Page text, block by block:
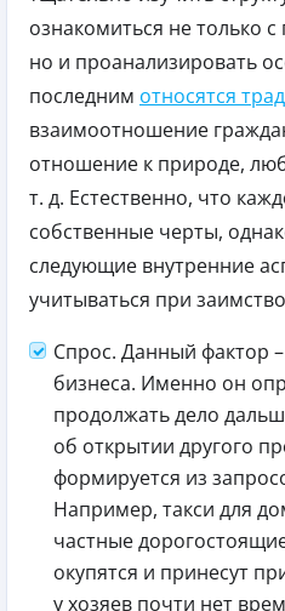
ознакомиться не только
но и проанализировать
последним относятся
взаимоотношение
отношение к природе,
т. д. Естественно, что
собственные черты,
следующие внутренние
учитываться при
Спрос. Данный фактор
бизнеса. Именно он
продолжать дело
об открытии другого
формируется из
Например, такси для
частные
окупятся и принесут
у хозяев почти нет